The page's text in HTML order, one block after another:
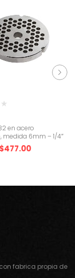
en acero
medida 6mm – 1/4″
$477.00
fabrica propia de